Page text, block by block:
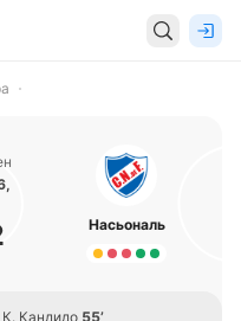
Насьональ
К. Кандидо 55’